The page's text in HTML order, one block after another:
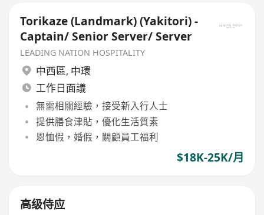
Torikaze (Landmark) (Yakitori) -
Captain/ Senior Server/ Server
LEADING NATION HOSPITALITY
中西區, 中環
工作日面議
無需相關經驗，接受新入行人士
提供膳食津貼，優化生活質素
恩恤假，婚假，關顧員工福利
$18K-25K/月
高级侍应